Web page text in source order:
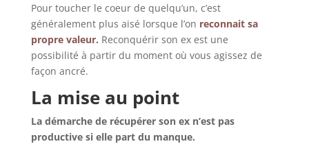
Pour toucher le coeur de quelqu’un, c’est
généralement plus aisé lorsque l’on reconnait sa
propre valeur. Reconquérir son ex est une
possibilité à partir du moment où vous agissez de
façon ancré.
La mise au point
La démarche de récupérer son ex n’est pas
productive si elle part du manque.